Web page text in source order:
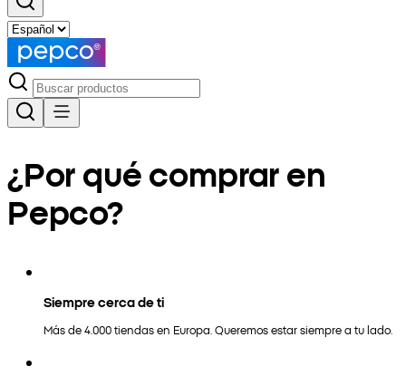
¿Por qué comprar en
Pepco?
Siempre cerca de ti
Más de 4.000 tiendas en Europa. Queremos estar siempre a tu lado.